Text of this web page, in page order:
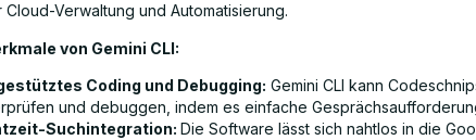
Cloud-Verwaltung und Automatisierung.
von Gemini CLI:
Coding und Debugging: Gemini CLI kann
und debuggen, indem es einfache
Suchintegration: Die Software lässt sich nahtlos in die